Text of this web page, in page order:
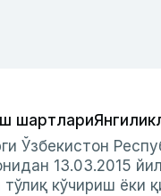
шартлари
Ўзбекистон
13.03.2015
кўчириш ёки